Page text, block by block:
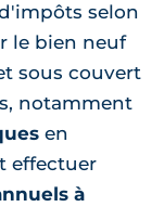
selon
le bien neuf
sous couvert
notamment
en
effectuer
à